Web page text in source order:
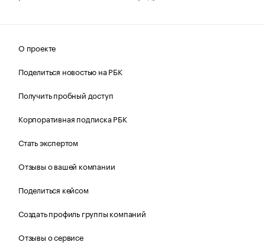
О проекте
Поделиться новостью на РБК
Получить пробный доступ
Корпоративная подписка РБК
Стать экспертом
Отзывы о вашей компании
Поделиться кейсом
Создать профиль группы компаний
Отзывы о сервисе